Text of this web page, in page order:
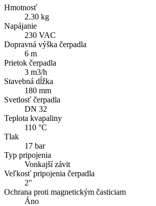
Hmotnosť
2.30 kg
Napájanie
230 VAC
Dopravná výška čerpadla
6 m
Prietok čerpadla
3 m3/h
Stavebná dĺžka
180 mm
Svetlosť čerpadla
DN 32
Teplota kvapaliny
110 °C
Tlak
17 bar
Typ pripojenia
Vonkajší závit
Veľkosť pripojenia čerpadla
2"
Ochrana proti magnetickým časticiam
Áno